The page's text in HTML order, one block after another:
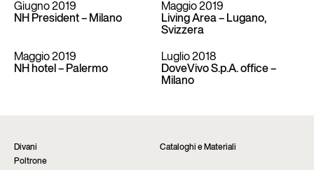
Giugno 2019
NH President – Milano
Maggio 2019
Living Area – Lugano,
Svizzera
Maggio 2019
NH hotel – Palermo
Luglio 2018
DoveVivo S.p.A. office –
Milano
Divani
Cataloghi e Materiali
Poltrone